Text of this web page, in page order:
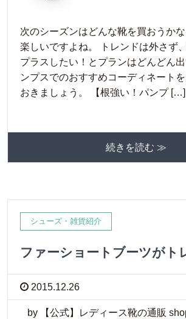
次のシーズンはどんな靴を買おうか
楽しいですよね。 トレンドは外さず
プラスしたい！とプランはどんどん
ンプスでのおすすめコーディネート
おきましょう。 【根強い！パンプ […]
続きを読む ≫
シューズ・雑貨紹介
ファーショートブーツが
2015.12.26
by 【公式】レディース靴の通販